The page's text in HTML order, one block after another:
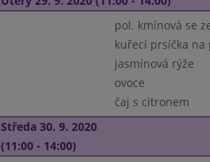
pol. kmínová se
kuřecí prsíčka na
jasmínová rýže
ovoce
čaj s citronem
Středa 30. 9. 2020
(11:00 - 14:00)